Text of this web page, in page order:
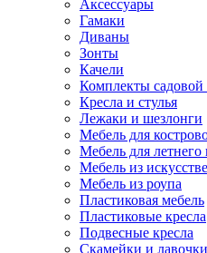
Аксессуары
Гамаки
Диваны
Зонты
Качели
Комплекты садовой
Кресла и стулья
Лежаки и шезлонги
Мебель для
Мебель для летнего
Мебель из
Мебель из роупа
Пластиковая мебель
Пластиковые кресла
Подвесные кресла
Скамейки и лавочки